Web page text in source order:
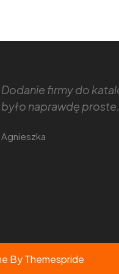
Dodanie firmy do
było naprawdę proste.
Agnieszka
By Themespride